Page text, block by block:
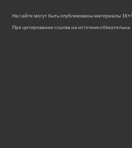
На сайте могут быть опубликованы материалы 18+!
При цитировании ссылка на источник обязательна.